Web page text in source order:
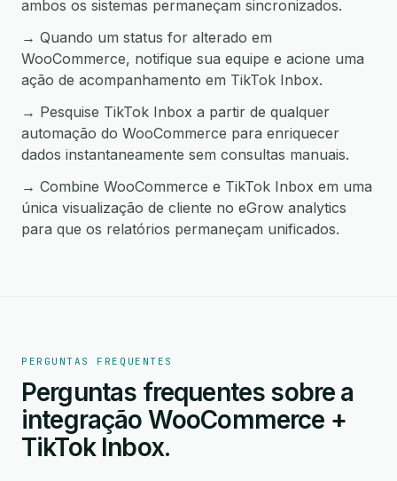
ambos os sistemas permaneçam sincronizados.
→ Quando um status for alterado em
WooCommerce, notifique sua equipe e acione uma
ação de acompanhamento em TikTok Inbox.
→ Pesquise TikTok Inbox a partir de qualquer
automação do WooCommerce para enriquecer
dados instantaneamente sem consultas manuais.
→ Combine WooCommerce e TikTok Inbox em uma
única visualização de cliente no eGrow analytics
para que os relatórios permaneçam unificados.
PERGUNTAS FREQUENTES
Perguntas frequentes sobre a
integração WooCommerce +
TikTok Inbox.